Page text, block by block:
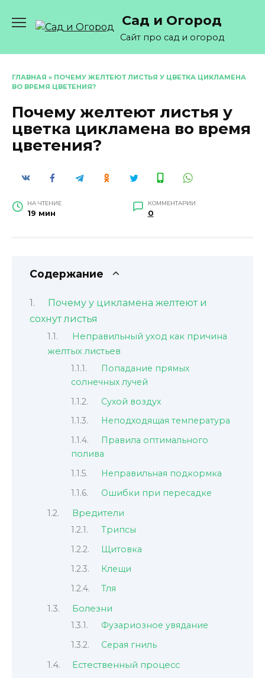
содержанию
Сад и Огород
Сайт про сад и огород
ГЛАВНАЯ » ПОЧЕМУ ЖЕЛТЕЮТ ЛИСТЬЯ У ЦВЕТКА ЦИКЛАМЕНА
ВО ВРЕМЯ ЦВЕТЕНИЯ?
Почему желтеют листья у
цветка цикламена во время
цветения?
НА ЧТЕНИЕ
19 мин
КОММЕНТАРИИ
0
Содержание
Почему у цикламена желтеют и
сохнут листья
Неправильный уход как причина
желтых листьев
Попадание прямых
солнечных лучей
Сухой воздух
Неподходящая температура
Правила оптимального
полива
Неправильная подкормка
Ошибки при пересадке
Вредители
Трипсы
Щитовка
Клещи
Тля
Болезни
Фузариозное увядание
Серая гниль
Естественный процесс